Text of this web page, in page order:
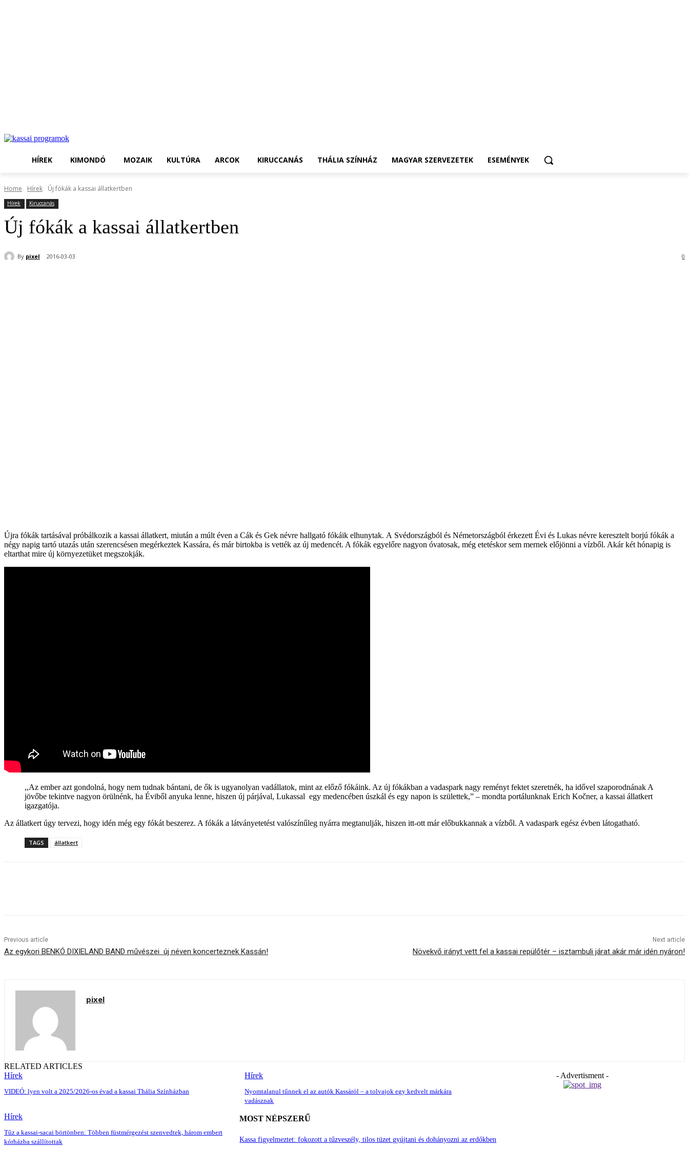
HÍREK KIMONDÓ MOZAIK KULTÚRA ARCOK KIRUCCANÁS THÁLIA SZÍNHÁZ MAGYAR SZERVEZETEK ESEMÉNYEK
Home Hírek Új fókák a kassai állatkertben
Hírek Kiruccanás
Új fókák a kassai állatkertben
By pixel 2016-03-03 0
Újra fókák tartásával próbálkozik a kassai állatkert, miután a múlt éven a Cák és Gek névre hallgató fókáik elhunytak. A Svédországból és Németországból érkezett Évi és Lukas névre keresztelt borjú fókák a
négy napig tartó utazás után szerencsésen megérkeztek Kassára, és már birtokba is vették az új medencét. A fókák egyelőre nagyon óvatosak, még etetéskor sem mernek előjönni a vízből. Akár két hónapig is
eltarthat mire új környezetüket megszokják.
,,Az ember azt gondolná, hogy nem tudnak bántani, de ők is ugyanolyan vadállatok, mint az előző fókáink. Az új fókákban a vadaspark nagy reményt fektet szeretnék, ha idővel szaporodnának A
jövőbe tekintve nagyon örülnénk, ha Éviből anyuka lenne, hiszen új párjával, Lukassal egy medencében úszkál és egy napon is születtek,” – mondta portálunknak Erich Kočner, a kassai állatkert
igazgatója.
Az állatkert úgy tervezi, hogy idén még egy fókát beszerez. A fókák a látványetetést valószínűleg nyárra megtanulják, hiszen itt-ott már előbukkannak a vízből. A vadaspark egész évben látogatható.
TAGS állatkert
Previous article
Az egykori BENKÓ DIXIELAND BAND művészei új néven koncerteznek Kassán!
Next article
Növekvő irányt vett fel a kassai repülőtér – isztambuli járat akár már idén nyáron!
pixel
RELATED ARTICLES
Hírek
VIDEÓ: lyen volt a 2025/2026-os évad a kassai Thália Színházban
Hírek
Nyomtalanul tűnnek el az autók Kassáról – a tolvajok egy kedvelt márkára
vadásznak
Hírek
Tűz a kassai-sacai börtönben: Többen füstmérgezést szenvedtek, három embert
kórházba szállítottak
- Advertisment -
MOST NÉPSZERŰ
Kassa figyelmeztet: fokozott a tűzveszély, tilos tüzet gyújtani és dohányozni az erdőkben